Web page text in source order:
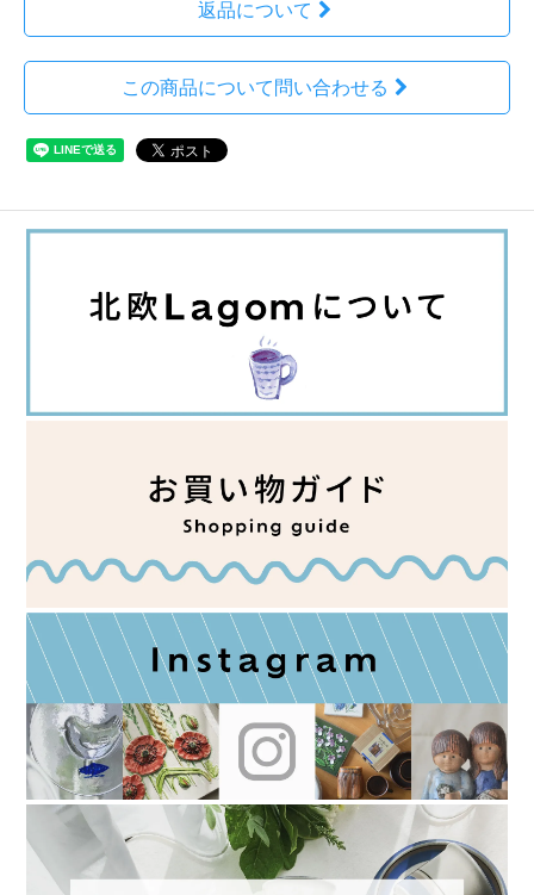
返品について
この商品について問い合わせる